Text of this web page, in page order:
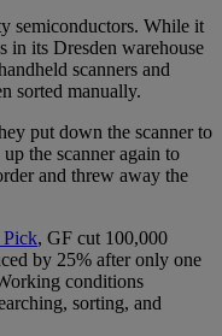
semiconductors. While it
in its Dresden warehouse
scanners and
sorted manually.
put down the scanner to
the scanner again to
and threw away the
Pick, GF cut 100,000
by 25% after only one
conditions
sorting, and